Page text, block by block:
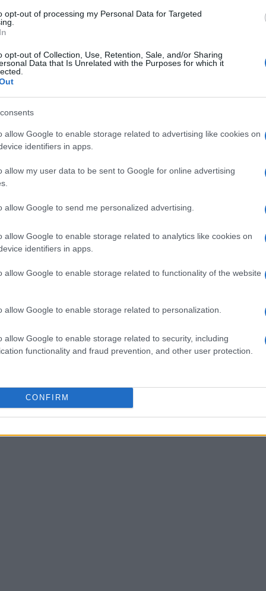
opt-out of processing my Personal Data for Targeted
opt-out of Collection, Use, Retention, Sale, and/or Sharing
Data that Is Unrelated with the Purposes for which it
allow Google to enable storage related to advertising like cookies on
identifiers in apps.
allow my user data to be sent to Google for online advertising
allow Google to send me personalized advertising.
allow Google to enable storage related to analytics like cookies on
identifiers in apps.
allow Google to enable storage related to functionality of the website
allow Google to enable storage related to personalization.
allow Google to enable storage related to security, including
functionality and fraud prevention, and other user protection.
CONFIRM
particolarmente attenti alla sfida di domani
in competizione diretta per la salvezza e
È fondamentale per l’Espanyol
da tre partite consecutive contro
di Manolo González è determinata a
il Girona, un match che
migliorare la situazione.
difficile: dovrà affrontare avversari diretti
Getafe (8 dicembre), Las Palmas (22
(19 gennaio), tutti intenzionati a
deve trovare punti in queste sfide per
due settimane per prepararsi alla
incontro è particolarmente atteso dai
per l’allenamento dell’equipaggio,
l’ansia che cresce attorno a loro.